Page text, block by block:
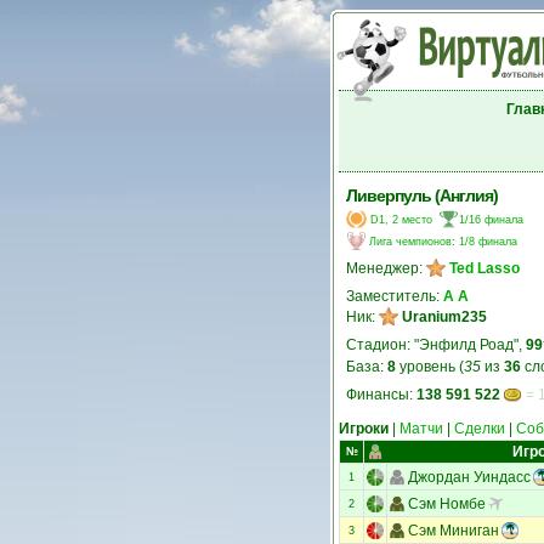
Ливерпуль (Англия)
D1, 2 место
1/16 финала
Лига чемпионов: 1/8 финала
Менеджер:
Ted Lasso
Заместитель: А А
Ник:
Uranium235
Стадион: "Энфилд Роад", 99
База: 8 уровень (35 из 36
Финансы: 138 591 522
=
Игроки
Матчи Сделки
№
1 Джордан Уиндасс
2 Сэм Номбе
3 Сэм Миниган